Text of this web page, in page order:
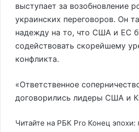
выступает за возобновление
украинских переговоров. Он
надежду на то, что США и ЕС
содействовать скорейшему
конфликта.
«Ответственное
договорились лидеры США и
Читайте на РБК Pro Конец эпохи: